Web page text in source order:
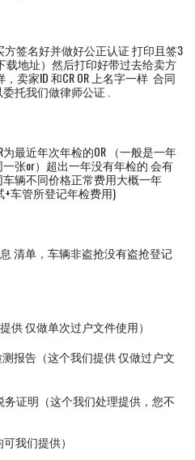
签名好并做好公正认证 打印且签3
载地址）然后打印好带过去给卖方
卖家ID 和CR OR 上名字一样 合同
托我们做律师公证 .
为最近年次年检的OR （一般是一年
张or）超出一年没有年检的 会有
辆不同价格正常费用大概一年
+车管所登记年检费用)
清单，车辆非盗抢没有盗抢登记
供 仅做单次过户文件使用）
报告（这个我们提供 仅做过户文
证明（这个我们处理提供，您不
我们提供）